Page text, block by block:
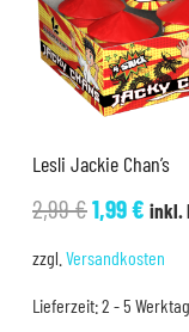
Lesli Jackie Chan’s
2,99€
2,99 €
1,99€
1,99
inkl.
zzgl. Versandkosten
Lieferzeit:2 - 5